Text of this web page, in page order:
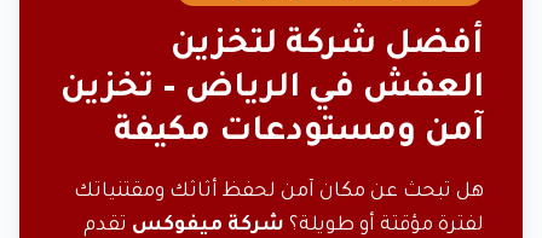
أفضل شركة لتخزين
العفش في الرياض – تخزين
آمن ومستودعات مكيفة
هل تبحث عن مكان آمن لحفظ أثاثك ومقتنياتك
لفترة مؤقتة أو طويلة؟ شركة ميفوكس تقدم